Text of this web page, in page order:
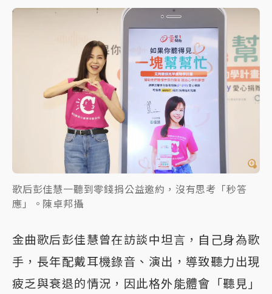
歌后彭佳慧一聽到零錢捐公益邀約，沒有思考「秒答
應」。陳卓邦攝
金曲歌后彭佳慧曾在訪談中坦言，自己身為歌
手，長年配戴耳機錄音、演出，導致聽力出現
疲乏與衰退的情況，因此格外能體會「聽見」